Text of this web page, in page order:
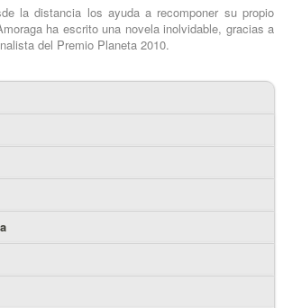
la distancia los ayuda a recomponer su propio
ha escrito una novela inolvidable, gracias a
del Premio Planeta 2010.